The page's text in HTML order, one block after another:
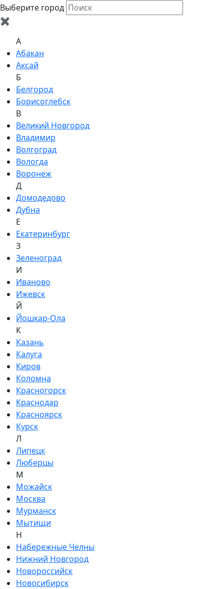
Выберите город
✖
A
Абакан
Аксай
Б
Белгород
Борисоглебск
В
Великий Новгород
Владимир
Волгоград
Вологда
Воронеж
Д
Домодедово
Дубна
Е
Екатеринбург
З
Зеленоград
И
Иваново
Ижевск
Й
Йошкар-Ола
К
Казань
Калуга
Киров
Коломна
Красногорск
Краснодар
Красноярск
Курск
Л
Липецк
Люберцы
М
Можайск
Москва
Мурманск
Мытищи
Н
Набережные Челны
Нижний Новгород
Новороссийск
Новосибирск